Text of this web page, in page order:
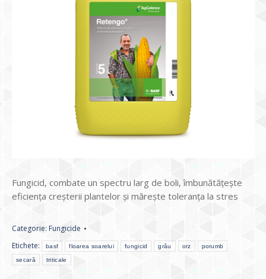
Fungicid, combate un spectru larg de boli, îmbunătățește
eficiența creșterii plantelor și mărește toleranța la stres
Categorie: Fungicide
Etichete:
basf floarea soarelui fungicid grâu orz porumb
secară triticale